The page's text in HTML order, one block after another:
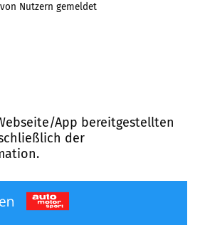
Nutzern gemeldet
App bereitgestellten
der